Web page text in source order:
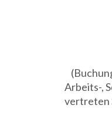
Arbeits-,
vertreten